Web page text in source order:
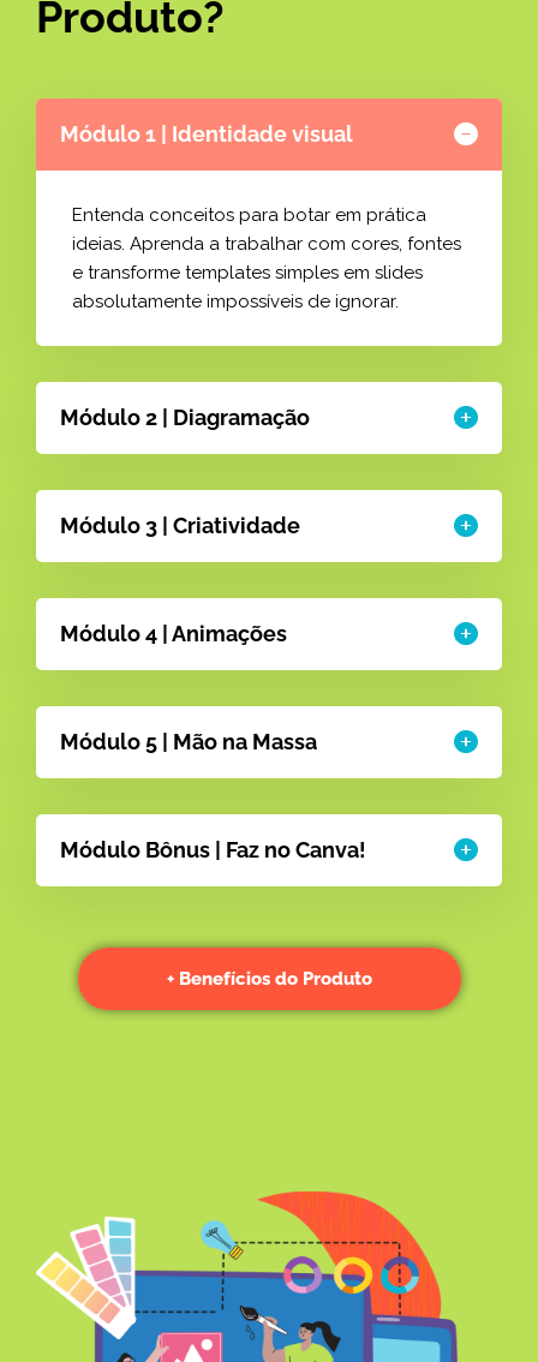
Produto?
Módulo 1 | Identidade visual
Entenda conceitos para botar em prática
ideias. Aprenda a trabalhar com cores, fontes
e transforme templates simples em slides
absolutamente impossíveis de ignorar.
Módulo 2 | Diagramação
Módulo 3 | Criatividade
Módulo 4 | Animações
Módulo 5 | Mão na Massa
Módulo Bônus | Faz no Canva!
+ Benefícios do Produto